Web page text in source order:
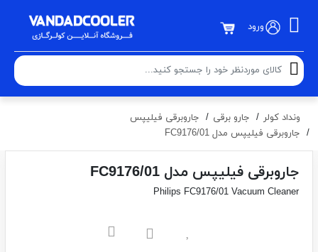
ورود
ونداد کولر جارو برقی
جاروبرقی فیلیپس
جاروبرقی فیلیپس مدل FC9176/01
جاروبرقی فیلیپس مدل FC9176/01
Philips FC9176/01 Vacuum Cleaner